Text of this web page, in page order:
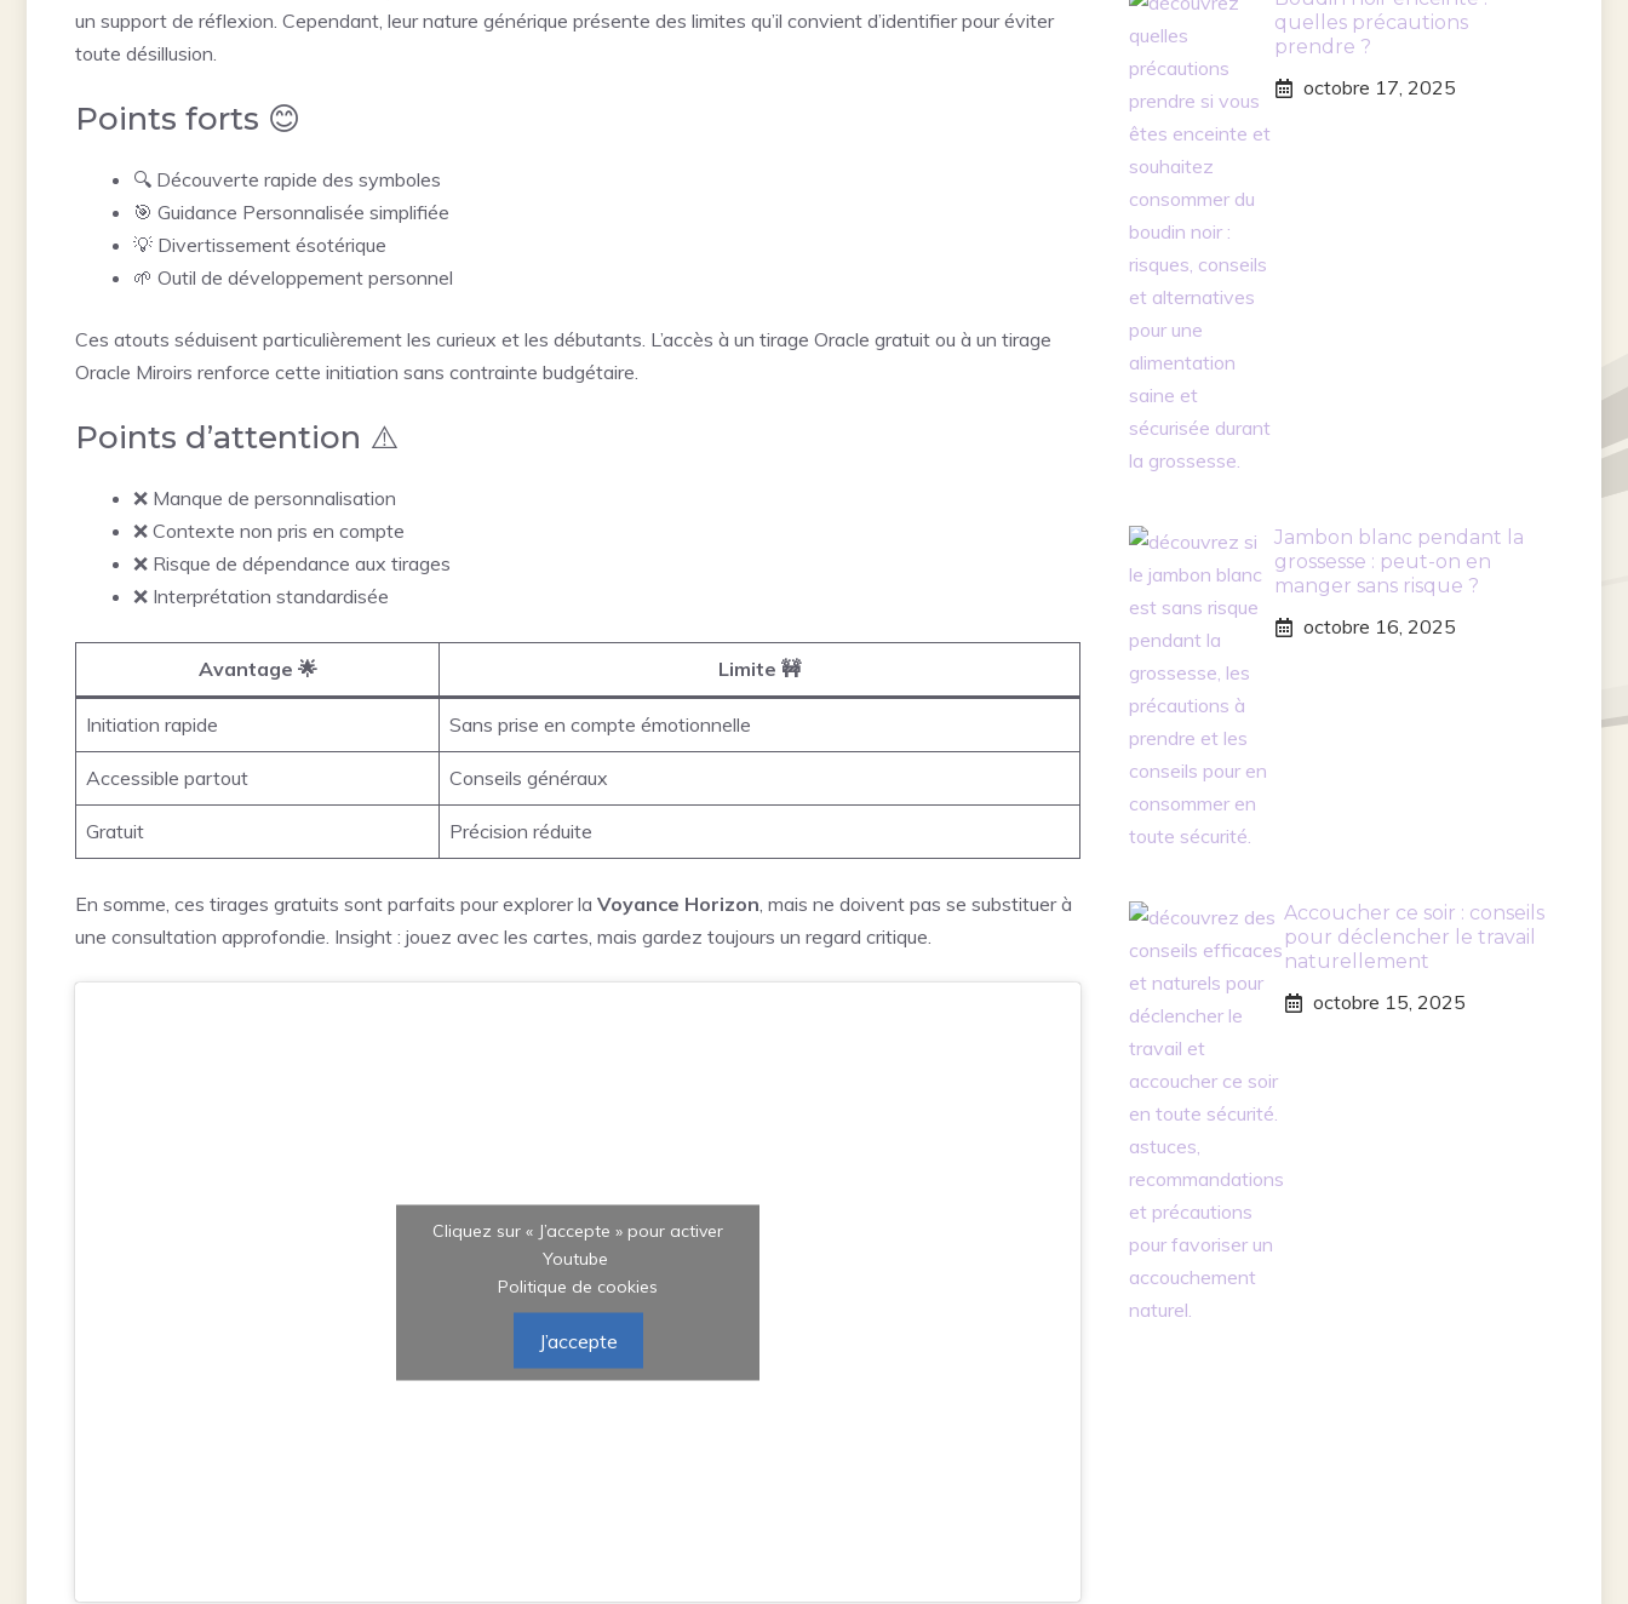
un support de réflexion. Cependant, leur nature générique présente des limites qu’il convient d’identifier pour éviter
toute désillusion.
Points forts 😊
🔍 Découverte rapide des symboles
🎯 Guidance Personnalisée simplifiée
💡 Divertissement ésotérique
🌱 Outil de développement personnel
Ces atouts séduisent particulièrement les curieux et les débutants. L’accès à un tirage Oracle gratuit ou à un tirage
Oracle Miroirs renforce cette initiation sans contrainte budgétaire.
Points d’attention ⚠️
❌ Manque de personnalisation
❌ Contexte non pris en compte
❌ Risque de dépendance aux tirages
❌ Interprétation standardisée
Avantage 🌟 Limite 🚧
Initiation rapide Sans prise en compte émotionnelle
Accessible partout Conseils généraux
Gratuit Précision réduite
En somme, ces tirages gratuits sont parfaits pour explorer la Voyance Horizon, mais ne doivent pas se substituer à
une consultation approfondie. Insight : jouez avec les cartes, mais gardez toujours un regard critique.
Cliquez sur « J’accepte » pour activer
Youtube
Politique de cookies
J’accepte
quelles précautions
prendre ?
octobre 17, 2025
Jambon blanc pendant la
grossesse : peut-on en
manger sans risque ?
octobre 16, 2025
Accoucher ce soir : conseils
pour déclencher le travail
naturellement
octobre 15, 2025